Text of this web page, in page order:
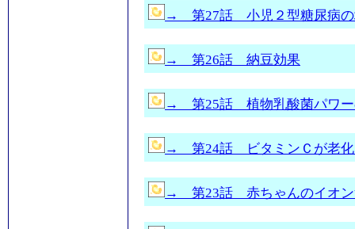
→ 第27話 小児２型糖尿病の
→ 第26話 納豆効果
→ 第25話 植物乳酸菌パワー
→ 第24話 ビタミンＣが老化
→ 第23話 赤ちゃんのイオ